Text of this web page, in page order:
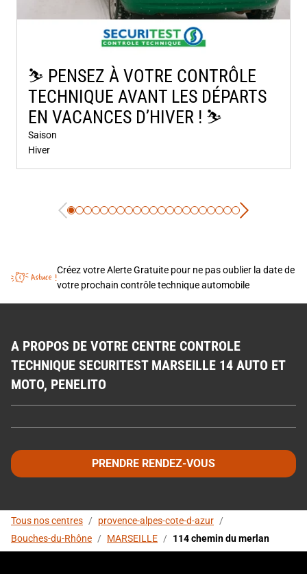
⛷️​ PENSEZ À VOTRE CONTRÔLE
TECHNIQUE AVANT LES DÉPARTS
EN VACANCES D’HIVER ! ⛷️​
Saison
Hiver
Créez votre Alerte Gratuite pour ne pas oublier la date de
votre prochain contrôle technique automobile
A PROPOS DE VOTRE CENTRE CONTROLE
TECHNIQUE SECURITEST MARSEILLE 14 AUTO ET
MOTO, PENELITO
PRENDRE RENDEZ-VOUS
Tous nos centres / provence-alpes-cote-d-azur /
Bouches-du-Rhône / MARSEILLE / 114 chemin du merlan